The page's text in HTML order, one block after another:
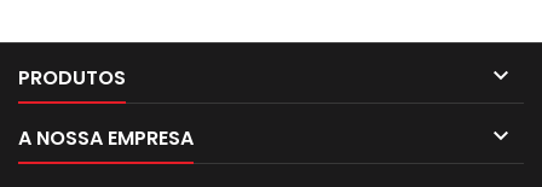
PRODUTOS 
A NOSSA EMPRESA 